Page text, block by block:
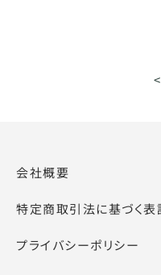
<
会社概要
特定商取引法に基づく表
プライバシーポリシー